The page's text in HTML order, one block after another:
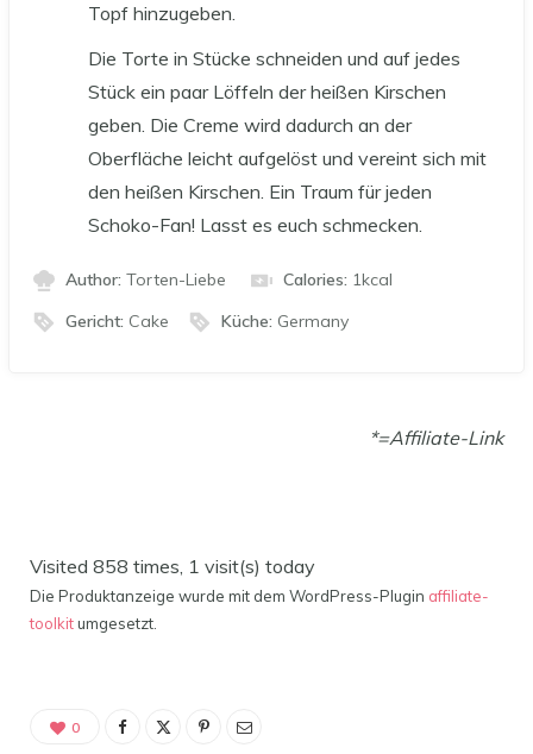
Topf hinzugeben.
Die Torte in Stücke schneiden und auf jedes
Stück ein paar Löffeln der heißen Kirschen
geben. Die Creme wird dadurch an der
Oberfläche leicht aufgelöst und vereint sich mit
den heißen Kirschen. Ein Traum für jeden
Schoko-Fan! Lasst es euch schmecken.
Author:Torten-Liebe Calories: 1kcal
Gericht: Cake Küche: Germany
*=Affiliate-Link
Visited 858 times, 1 visit(s) today
Die Produktanzeige wurde mit dem WordPress-Plugin affiliate-
toolkitumgesetzt.
0